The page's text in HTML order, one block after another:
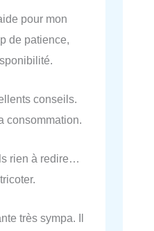
pour mon
de patience,
conseils.
consommation.
rien à redire…
très sympa. Il